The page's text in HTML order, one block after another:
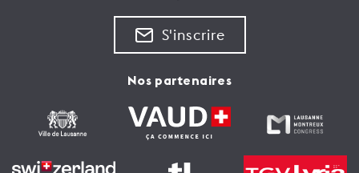
S'inscrire
Nos partenaires